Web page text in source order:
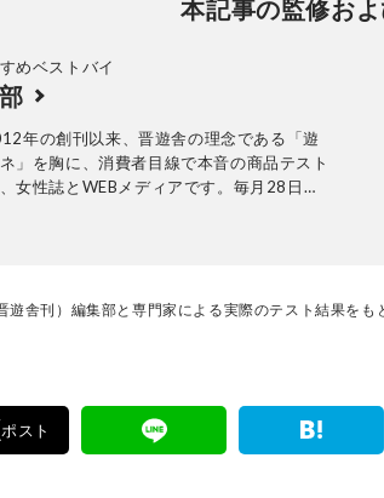
本記事の監修お
めベストバイ
年の創刊以来、晋遊舎の理念である「遊
」を胸に、消費者目線で本音の商品テスト
女性誌とWEBメディアです。毎月28日発
編集長・高橋咲彩を中心に、11名以上の
遊舎刊）編集部と専門家による実際のテスト結果をも
ポスト